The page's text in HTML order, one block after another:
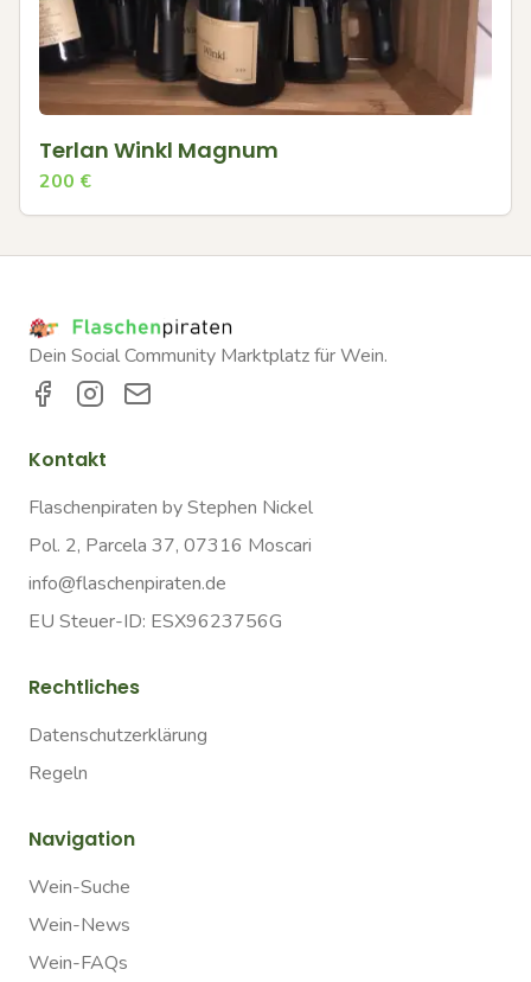
Terlan Winkl Magnum
200 €
Dein Social Community Marktplatz für Wein.
Kontakt
Flaschenpiraten by Stephen Nickel
Pol. 2, Parcela 37, 07316 Moscari
info@flaschenpiraten.de
EU Steuer-ID: ESX9623756G
Rechtliches
Datenschutzerklärung
Regeln
Navigation
Wein-Suche
Wein-News
Wein-FAQs